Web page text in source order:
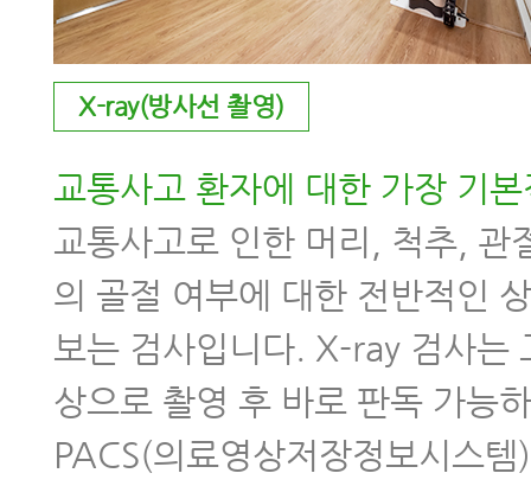
X-ray(방사선 촬영)
교통사고 환자에 대한 가장 기
교통사고로 인한 머리, 척추, 관
의 골절 여부에 대한 전반적인
보는 검사입니다. X-ray 검사는
상으로 촬영 후 바로 판독 가능
PACS(의료영상저장정보시스